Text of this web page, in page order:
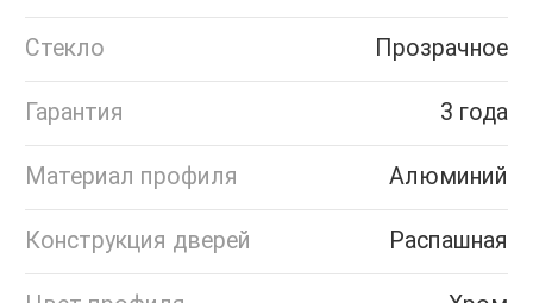
Стекло Прозрачное
Гарантия 3 года
Материал профиля Алюминий
Конструкция дверей Распашная